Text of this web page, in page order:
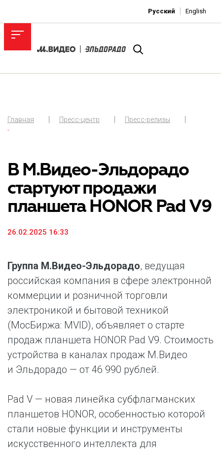
Русский English
Главная Пресс-центр
Пресс-релизы
-
В М.Видео-Эльдорадо
стартуют продажи
планшета HONOR Pad V9
26.02.2025 16:33
Группа М.Видео-Эльдорадо, ведущая
российская компания в сфере электронной
коммерции и розничной торговли
электроникой и бытовой техникой
(МосБиржа: MVID), объявляет о старте
продаж планшета HONOR Pad V9. Стоимость
устройства в каналах продаж М.Видео
и Эльдорадо — от 46 990 рублей.
Pad V — новая линейка субфлагманских
планшетов HONOR, особенностью которой
стали новые функции и инструменты
искусственного интеллекта для